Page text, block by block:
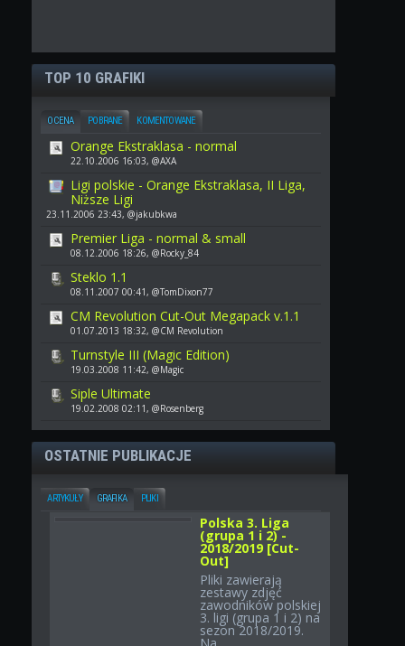
TOP 10 GRAFIKI
OCENA POBRANE KOMENTOWANE
Orange Ekstraklasa - normal
22.10.2006 16:03, @AXA
Ligi polskie - Orange Ekstraklasa, II Liga,
Niższe Ligi
23.11.2006 23:43, @jakubkwa
Premier Liga - normal & small
08.12.2006 18:26, @Rocky_84
Steklo 1.1
08.11.2007 00:41, @TomDixon77
CM Revolution Cut-Out Megapack v.1.1
01.07.2013 18:32, @CM Revolution
Turnstyle III (Magic Edition)
19.03.2008 11:42, @Magic
Siple Ultimate
19.02.2008 02:11, @Rosenberg
OSTATNIE PUBLIKACJE
ARTYKUŁY GRAFIKA PLIKI
Polska 3. Liga
(grupa 1 i 2) -
2018/2019 [Cut-
Out]
Pliki zawierają
zestawy zdjęć
zawodników polskiej
3. ligi (grupa 1 i 2) na
sezon 2018/2019.